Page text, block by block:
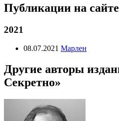
Публикации на сайте
2021
08.07.2021 Марлен
Другие авторы
Секретно»